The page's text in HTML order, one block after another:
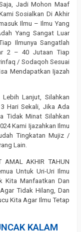
Jadi Mohon Maaf
Sosialkan Di Akhir
Ilmu – Ilmu Yang
Yang Sangat Luar
Ilmunya Sangatlah
2 – 40 Jutaan Tiap
/ Sodaqoh Sesuai
Mendapatkan Ijazah
Lanjut, Silahkan
Hari Sekali, Jika Ada
Tidak Minat Silahkan
Kami Ijazahkan Ilmu
Tingkatan Mujiz /
Lain.
AMAL AKHIR TAHUN
Untuk Uri-Uri Ilmu
Kita Manfaatkan Dan
Tidak Hilang, Dan
Kita Agar Ilmu Tetap
KALAM